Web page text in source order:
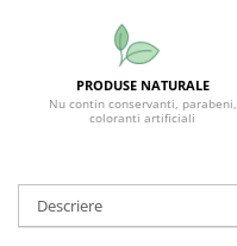
PRODUSE NATURALE
Nu contin conservanti, parabeni,
coloranti artificiali
Descriere